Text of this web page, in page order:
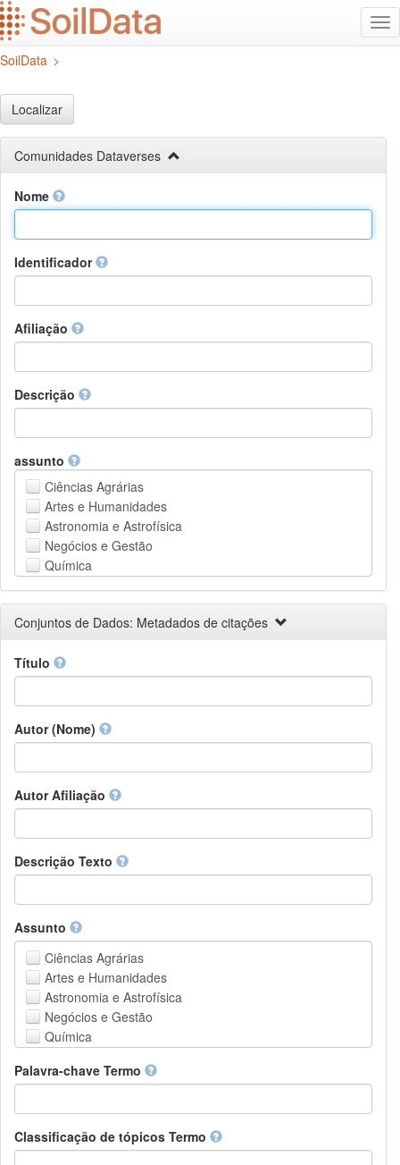
Ir
para
o
conteúdo
SoilData >
Localizar
Comunidades Dataverses
Nome
Identificador
Afiliação
Descrição
assunto
Ciências Agrárias
Artes e Humanidades
Astronomia e Astrofísica
Negócios e Gestão
Química
Ciências da Terra e do meio ambiente
Engenharia
Ciências matemáticas
Física
Ciências Sociais
Outros
Conjuntos de Dados: Metadados de citações
Título
Autor (Nome)
Autor Afiliação
Descrição Texto
Assunto
Ciências Agrárias
Artes e Humanidades
Astronomia e Astrofísica
Negócios e Gestão
Química
Ciências da Terra e do meio ambiente
Direito
Ciências matemáticas
Medicina, Saúde e Ciências da Vida
Palavra-chave Termo
Classificação de tópicos Termo